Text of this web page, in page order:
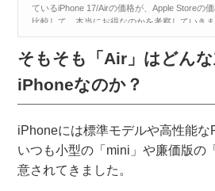
ているiPhone 17/Airの価格が、Apple Storeの価
比較して、本当にお得なのかを考察していきま
キャリアでは何とか割りとかがたくさん用意
いて、結局「実質負担額」がよく分からないと
ます。その...
そもそも「Air」はどん
iPhoneなのか？
iPhoneには標準モデルや高性能な
いつも小型の「mini」や廉価版の
意されてきました。